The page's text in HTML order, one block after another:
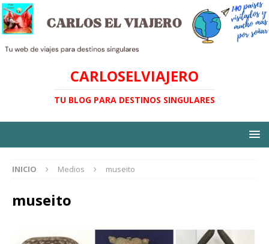
CARLOSELVIAJERO
TU BLOG PARA DESTINOS SINGULARES
INICIO Medios museito
museito